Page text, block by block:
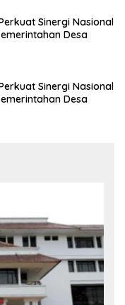
Sinergi Nasional
Desa
Sinergi Nasional
Desa